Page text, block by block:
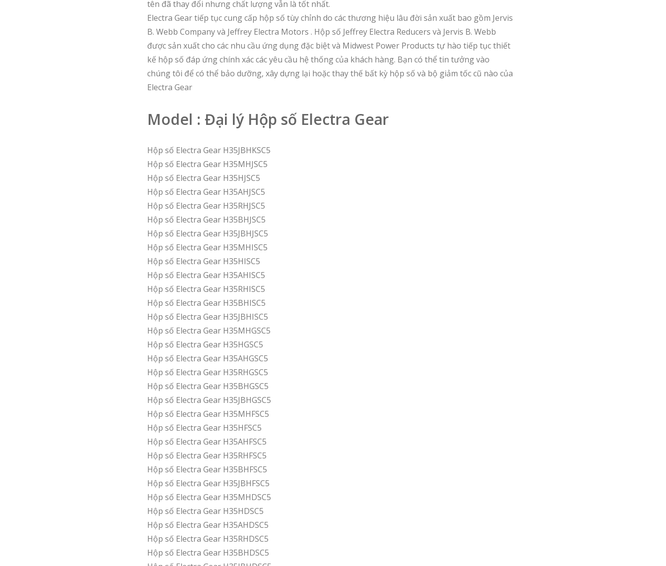
tên đã thay đổi nhưng chất lượng vẫn là tốt nhất.
Electra Gear tiếp tục cung cấp hộp số tùy chỉnh do các thương hiệu lâu đời sản xuất bao gồm Jervis
B. Webb Company và Jeffrey Electra Motors . Hộp số Jeffrey Electra Reducers và Jervis B. Webb
được sản xuất cho các nhu cầu ứng dụng đặc biệt và Midwest Power Products tự hào tiếp tục thiết
kế hộp số đáp ứng chính xác các yêu cầu hệ thống của khách hàng. Bạn có thể tin tưởng vào
chúng tôi để có thể bảo dưỡng, xây dựng lại hoặc thay thế bất kỳ hộp số và bộ giảm tốc cũ nào của
Electra Gear
Model : Đại lý Hộp số Electra Gear
Hộp số Electra Gear H35JBHKSC5
Hộp số Electra Gear H35MHJSC5
Hộp số Electra Gear H35HJSC5
Hộp số Electra Gear H35AHJSC5
Hộp số Electra Gear H35RHJSC5
Hộp số Electra Gear H35BHJSC5
Hộp số Electra Gear H35JBHJSC5
Hộp số Electra Gear H35MHISC5
Hộp số Electra Gear H35HISC5
Hộp số Electra Gear H35AHISC5
Hộp số Electra Gear H35RHISC5
Hộp số Electra Gear H35BHISC5
Hộp số Electra Gear H35JBHISC5
Hộp số Electra Gear H35MHGSC5
Hộp số Electra Gear H35HGSC5
Hộp số Electra Gear H35AHGSC5
Hộp số Electra Gear H35RHGSC5
Hộp số Electra Gear H35BHGSC5
Hộp số Electra Gear H35JBHGSC5
Hộp số Electra Gear H35MHFSC5
Hộp số Electra Gear H35HFSC5
Hộp số Electra Gear H35AHFSC5
Hộp số Electra Gear H35RHFSC5
Hộp số Electra Gear H35BHFSC5
Hộp số Electra Gear H35JBHFSC5
Hộp số Electra Gear H35MHDSC5
Hộp số Electra Gear H35HDSC5
Hộp số Electra Gear H35AHDSC5
Hộp số Electra Gear H35RHDSC5
Hộp số Electra Gear H35BHDSC5